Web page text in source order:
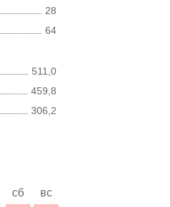
28
64
511,0
459,8
306,2
сб
вс